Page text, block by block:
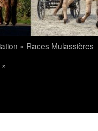
« Races Mulassières